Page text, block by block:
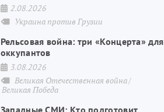
2.08.2026
Украина против Грузии
Рельсовая война: три «Концерта» для
оккупантов
3.08.2026
Великая Отечественная война
Великая Победа
Западные СМИ: Кто подготовит